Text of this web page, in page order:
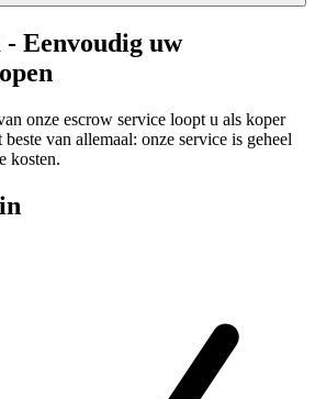
Eenvoudig uw
onze escrow service loopt u als koper
van allemaal: onze service is geheel
kosten.